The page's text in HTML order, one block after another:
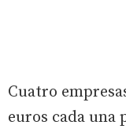
Cuatro
euros cada una